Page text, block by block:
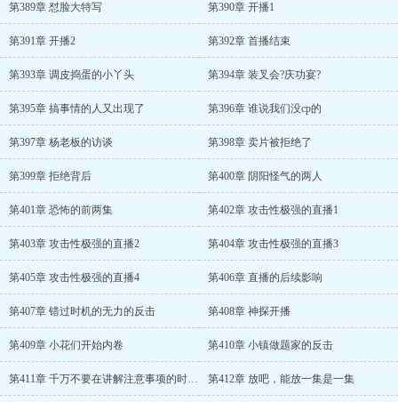
第389章 怼脸大特写 第390章 开播1
第391章 开播2 第392章 首播结束
第393章 调皮捣蛋的小丫头 第394章 装叉会?庆功宴?
第395章 搞事情的人又出现了 第396章 谁说我们没cp的
第397章 杨老板的访谈 第398章 卖片被拒绝了
第399章 拒绝背后 第400章 阴阳怪气的两人
第401章 恐怖的前两集 第402章 攻击性极强的直播1
第403章 攻击性极强的直播2 第404章 攻击性极强的直播3
第405章 攻击性极强的直播4 第406章 直播的后续影响
第407章 错过时机的无力的反击 第408章 神探开播
第409章 小花们开始内卷 第410章 小镇做题家的反击
第411章 千万不要在讲解注意事项的时候开小差 第412章 放吧，能放一集是一集